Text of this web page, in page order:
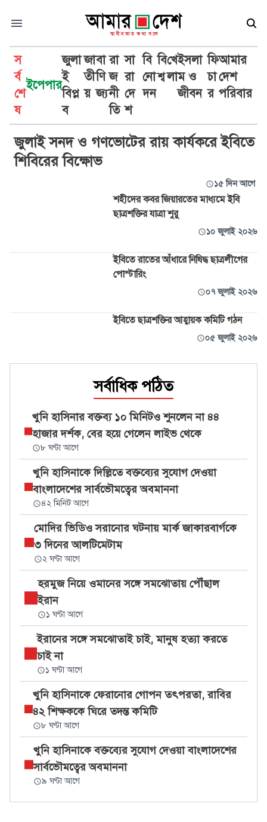
স
র্ব
শে
ষ
ইপেপার
জুলা
ই
বিপ্ল
ব
জা
তী
য়
বা
ণি
জ্য
রা
জ
নী
তি
সা
রা
দে
শ
বি
নো
দন
বি
শ্ব
খে
লা
ইসলা
ম ও
জীবন
ফি
চা
র
আমার
দেশ
পরিবার
ইবি
জুলাই সনদ ও গণভোটের রায় কার্যকরে ইবিতে
শিবিরের বিক্ষোভ
১৫ দিন আগে
শহীদের কবর জিয়ারতের মাধ্যমে ইবি
ছাত্রশক্তির যাত্রা শুরু
১০ জুলাই ২০২৬
ইবিতে রাতের আঁধারে নিষিদ্ধ ছাত্রলীগের
পোস্টারিং
০৭ জুলাই ২০২৬
ইবিতে ছাত্রশক্তির আহ্বায়ক কমিটি গঠন
০৫ জুলাই ২০২৬
সর্বাধিক পঠিত
খুনি হাসিনার বক্তব্য ১০ মিনিটও শুনলেন না ৪৪
হাজার দর্শক, বের হয়ে গেলেন লাইভ থেকে
৮ ঘণ্টা আগে
খুনি হাসিনাকে দিল্লিতে বক্তব্যের সুযোগ দেওয়া
বাংলাদেশের সার্বভৌমত্বের অবমাননা
৪২ মিনিট আগে
মোদির ভিডিও সরানোর ঘটনায় মার্ক জাকারবার্গকে
৩ দিনের আলটিমেটাম
২ ঘণ্টা আগে
হরমুজ নিয়ে ওমানের সঙ্গে সমঝোতায় পৌঁছাল
ইরান
১ ঘণ্টা আগে
ইরানের সঙ্গে সমঝোতাই চাই, মানুষ হত্যা করতে
চাই না
১ ঘণ্টা আগে
খুনি হাসিনাকে ফেরানোর গোপন তৎপরতা, রাবির
৪২ শিক্ষককে ঘিরে তদন্ত কমিটি
৮ ঘণ্টা আগে
খুনি হাসিনাকে বক্তব্যের সুযোগ দেওয়া বাংলাদেশের
সার্বভৌমত্বের অবমাননা
৯ ঘণ্টা আগে